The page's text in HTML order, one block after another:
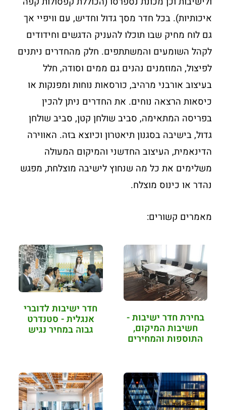
איכותיות). בכל חדר מסך גדול וחדיש, עם וויפיי אך
גם לוח מחיק שבו תוכלו להעניק הדגשים וחידודים
לקהל השומעים והמשתתפים. חלק מהחדרים ניתנים
לפיצול, המוזמנים נהנים גם ממים וסודה, חלל
בעיצוב אורבני מרהיב, כורסאות נוחות ומפנקות או
כיסאות הרצאה נוחים. את החדרים ניתן להכין
בפריסה המתאימה, סביב שולחן קטן, סביב שולחן
גדול, בישיבה בסגנון תיאטרון וכיוצא בזה. האווירה
הדינאמית, העיצוב החדשני והמיקום המעולה
משלימים את כל מה שנחוץ לישיבה מוצלחת, מפגש
נהדר או כינוס מוצלח.
מאמרים קשורים:
בחירת חדר ישיבות -
חשיבות המיקום,
התוספות והמחירים
חדר ישיבות לדוברי
אנגלית - סטנדרט
גבוה במחיר נגיש